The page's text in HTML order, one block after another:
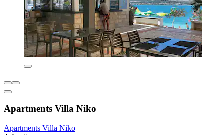
Apartments Villa Niko
Apartments Villa Niko